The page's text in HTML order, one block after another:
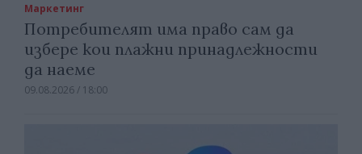
Маркетинг
Потребителят има право сам да
избере кои плажни принадлежности
да наеме
09.08.2026 / 18:00